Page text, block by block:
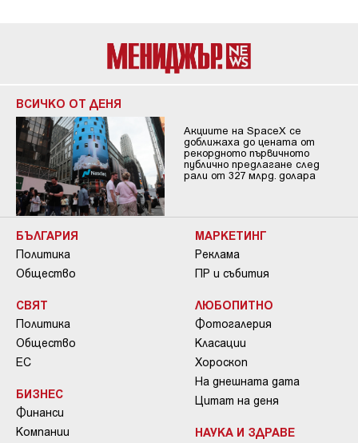
ВСИЧКО ОТ ДЕНЯ
Акциите на SpaceX се
доближаха до цената от
рекордното първичното
публично предлагане след
рали от 327 млрд. долара
БЪЛГАРИЯ
Политика
Общество
СВЯТ
Политика
Общество
ЕС
БИЗНЕС
Финанси
Компании
МАРКЕТИНГ
Реклама
ПР и събития
ЛЮБОПИТНО
Фотогалерия
Класации
Хороскоп
На днешната дата
Цитат на деня
НАУКА И ЗДРАВЕ